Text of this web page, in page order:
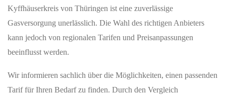
Kyffhäuserkreis von Thüringen ist eine zuverlässige
Gasversorgung unerlässlich. Die Wahl des richtigen Anbieters
kann jedoch von regionalen Tarifen und Preisanpassungen
beeinflusst werden.
Wir informieren sachlich über die Möglichkeiten, einen passenden
Tarif für Ihren Bedarf zu finden. Durch den Vergleich